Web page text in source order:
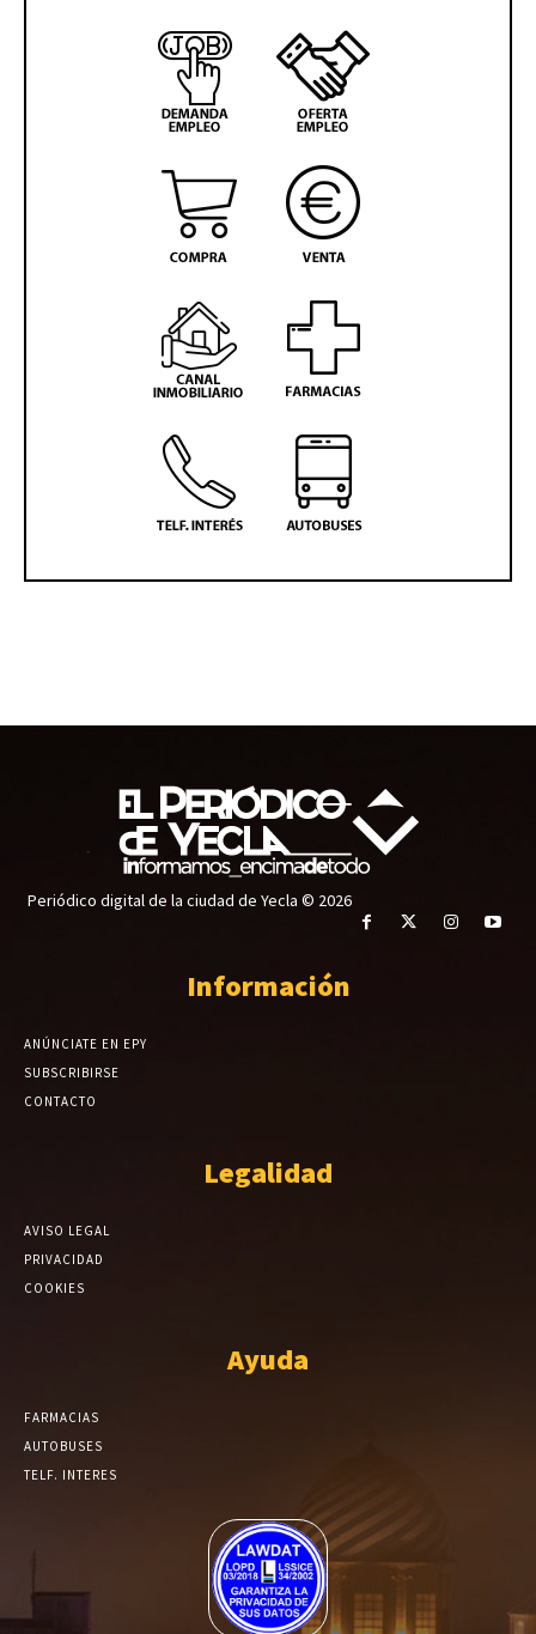
Periódico digital de la ciudad de Yecla © 2026
Información
ANÚNCIATE EN EPY
SUBSCRIBIRSE
CONTACTO
Legalidad
AVISO LEGAL
PRIVACIDAD
COOKIES
Ayuda
FARMACIAS
AUTOBUSES
TELF. INTERES